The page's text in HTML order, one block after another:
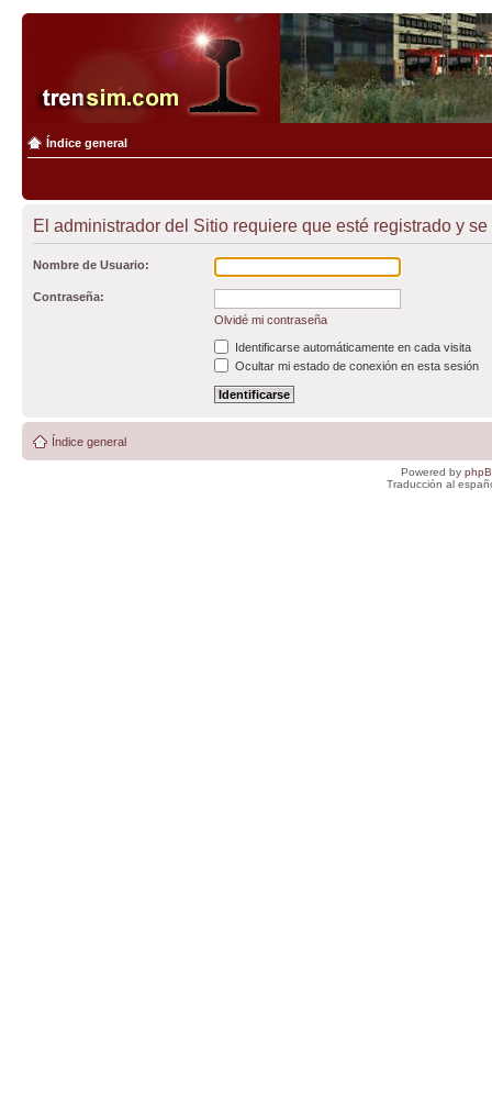
Índice general
El administrador del Sitio requiere que esté registrado y
Nombre de Usuario:
Contraseña:
Olvidé mi contraseña
Identificarse automáticamente en cada visita
Ocultar mi estado de conexión en esta sesión
Índice general
Powered by
Traducción al